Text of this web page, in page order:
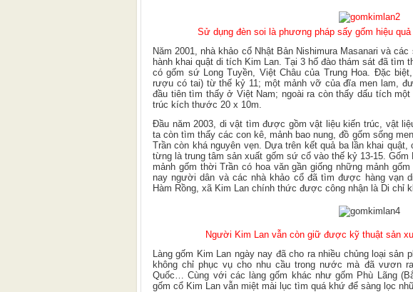
Sử dụng đèn soi là phương pháp sấy gốm hiệu
Năm 2001, nhà khảo cổ Nhật Bản Nishimura Masanari và
hành khai quật di tích Kim Lan. Tại 3 hố đào thám sát đã tìm
có gốm sứ Long Tuyền, Việt Châu của Trung Hoa. Đặc
rượu có tai) từ thế kỷ 11; một mảnh vỡ của đĩa men lam,
đầu tiên tìm thấy ở Việt Nam; ngoài ra còn thấy dấu tích
trúc kích thước 20 x 10m.
Đầu năm 2003, di vật tìm được gồm vật liệu kiến trúc, vật
ta còn tìm thấy các con kê, mảnh bao nung, đồ gốm sống
Trần còn khá nguyên vẹn. Dựa trên kết quả ba lần khai
từng là trung tâm sản xuất gốm sứ cổ vào thế kỷ 13-15.
mảnh gốm thời Trần có hoa văn gần giống những mảnh
nay người dân và các nhà khảo cổ đã tìm được hàng vạn
Hàm Rồng, xã Kim Lan chính thức được công nhận là Di chỉ
Người Kim Lan vẫn còn giữ được kỹ thuật sản
Làng gốm Kim Lan ngày nay đã cho ra nhiều chủng loại
không chỉ phục vụ cho nhu cầu trong nước mà đã vươn
Quốc… Cùng với các làng gốm khác như gốm Phù Lãng
gốm cổ Kim Lan vẫn miệt mài lục tìm quá khứ để sàng lọc